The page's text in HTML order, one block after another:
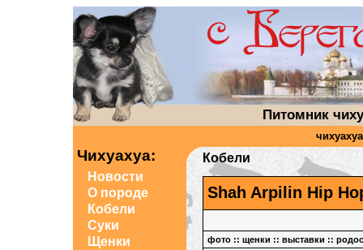
Питомник
чихуахуа
Чихуахуа:
Новости
О породе
Кобели
Суки
Щенки
Кобели
Shah Arpilin Hip
фото :: щенки :: выставки ::